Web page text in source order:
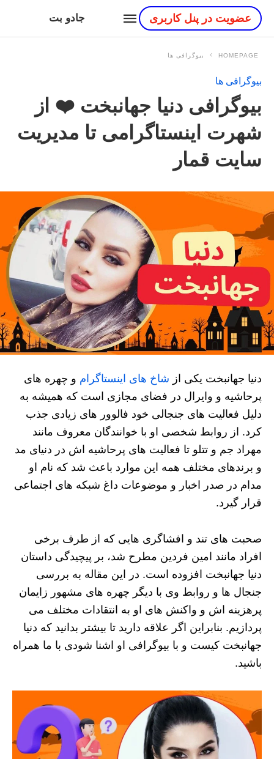
جادو بت عضویت در پنل کاربری
HOMEPAGE بیوگرافی ها
بیوگرافی ها
بیوگرافی دنیا جهانبخت ❤️ از
شهرت اینستاگرامی تا مدیریت
سایت قمار
دنیا جهانبخت یکی از شاخ های اینستاگرام و چهره های
پرحاشیه و وایرال در فضای مجازی است که همیشه به
دلیل فعالیت های جنجالی خود فالوور های زیادی جذب
کرد. از روابط شخصی او با خوانندگان معروف مانند
مهراد جم و تتلو تا فعالیت های پرحاشیه اش در دنیای مد
و برندهای مختلف همه این موارد باعث شد که نام او
مدام در صدر اخبار و موضوعات داغ شبکه های اجتماعی
قرار گیرد.
صحبت های تند و افشاگری هایی که از طرف برخی
افراد مانند امین فردین مطرح شد، بر پیچیدگی داستان
دنیا جهانبخت افزوده است. در این مقاله به بررسی
جنجال ها و روابط وی با دیگر چهره های مشهور زایمان
پرهزینه اش و واکنش های او به انتقادات مختلف می
پردازیم. بنابراین اگر علاقه دارید تا بیشتر بدانید که دنیا
جهانبخت کیست و با بیوگرافی او اشنا شودی با ما همراه
باشید.